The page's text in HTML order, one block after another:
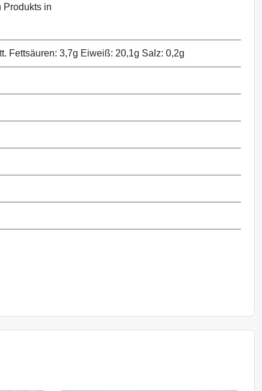
Produkts in
Fettsäuren: 3,7g Eiweiß: 20,1g Salz: 0,2g